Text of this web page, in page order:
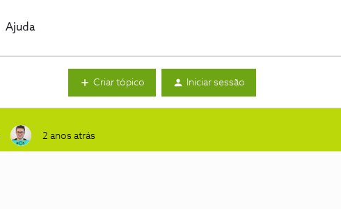
Ajuda
Criar tópico Iniciar sessão
2 anos atrás